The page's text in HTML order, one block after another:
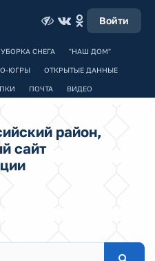
Войти
УБОРКА СНЕГА "НАШ ДОМ"
ЮГРЫ ОТКРЫТЫЕ ДАННЫЕ
ПОЧТА ВИДЕО
район,
сайт